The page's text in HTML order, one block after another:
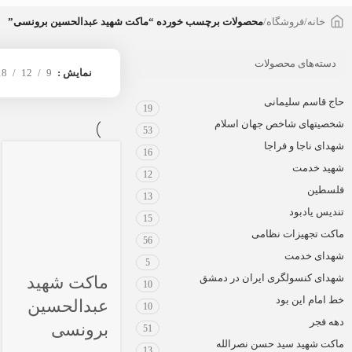
خانه/فروشگاه/محصولات برچسب خورده “ماکت شهید عبدالحسین برونسی”
دسته‌های محصولات
حاج قاسم سلیمانی
19
شخصیتهای شاخص جهان اسلام
53
شهدای ناجا و فراجا
16
شهید خدمت
12
فلسطین
13
تندیس یادبود
15
ماکت تجهیزات نظامی
56
شهدای خدمت
5
شهدای کنسولگری ایران در دمشق
10
خط امام این بود
10
دهه فجر
51
ماکت شهید سید حسن نصرالله
نمایش 9
12
ماکت شهید
عبدالحسین
برونسی